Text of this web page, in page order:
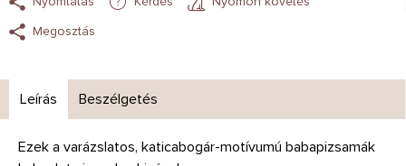
Megosztás
Leírás Beszélgetés
Ezek a varázslatos, katicabogár-motívumú babapizsamák